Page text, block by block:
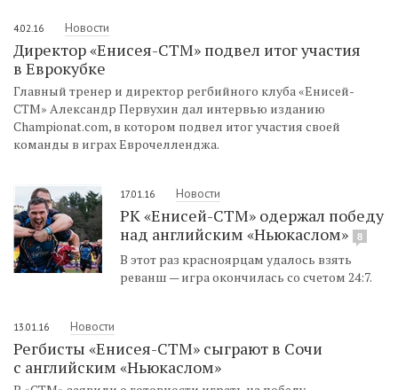
4.02.16 Новости
Директор «Енисея-СТМ» подвел итог участия
в Еврокубке
Главный тренер и директор регбийного клуба «Енисей-
СТМ» Александр Первухин дал интервью изданию
Championat.com, в котором подвел итог участия своей
команды в играх Еврочелленджа.
17.01.16 Новости
РК «Енисей-СТМ» одержал победу
над английским «Ньюкаслом»
8
В этот раз красноярцам удалось взять
реванш — игра окончилась со счетом 24:7.
13.01.16 Новости
Регбисты «Енисея-СТМ» сыграют в Сочи
с английским «Ньюкаслом»